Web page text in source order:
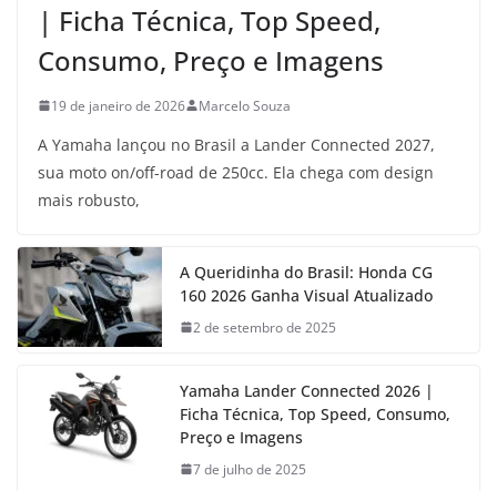
| Ficha Técnica, Top Speed,
Consumo, Preço e Imagens
19 de janeiro de 2026 Marcelo Souza
A Yamaha lançou no Brasil a Lander Connected 2027,
sua moto on/off-road de 250cc. Ela chega com design
mais robusto,
A Queridinha do Brasil: Honda CG
160 2026 Ganha Visual Atualizado
2 de setembro de 2025
Yamaha Lander Connected 2026 |
Ficha Técnica, Top Speed, Consumo,
Preço e Imagens
7 de julho de 2025